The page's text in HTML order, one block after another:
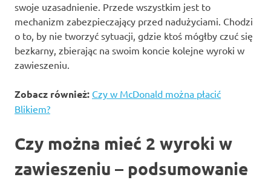
swoje uzasadnienie. Przede wszystkim jest to
mechanizm zabezpieczający przed nadużyciami. Chodzi
o to, by nie tworzyć sytuacji, gdzie ktoś mógłby czuć się
bezkarny, zbierając na swoim koncie kolejne wyroki w
zawieszeniu.
Zobacz również: Czy w McDonald można płacić
Blikiem?
Czy można mieć 2 wyroki w
zawieszeniu – podsumowanie